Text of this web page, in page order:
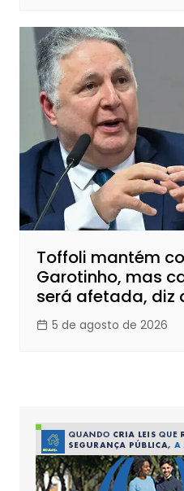
Toffoli mantém
Garotinho, mas
será afetada, diz
5 de agosto de 2026